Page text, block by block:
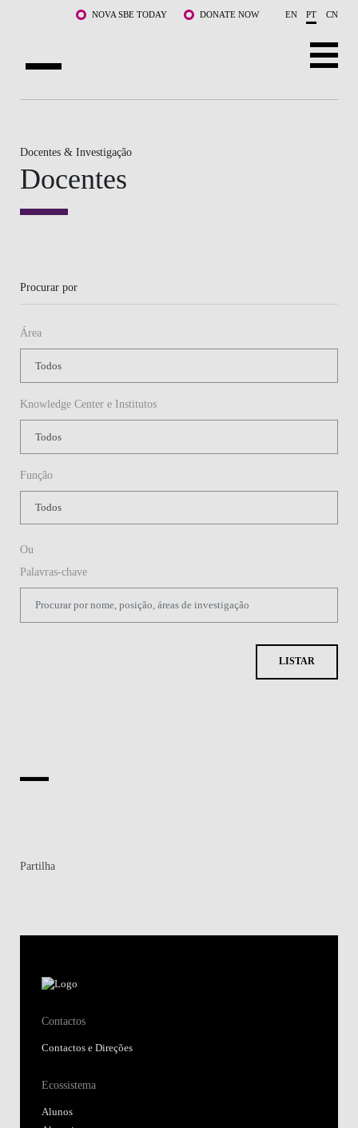
Saltar para o conteúdo principalNOVA SBE TODAY DONATE NOW EN PT CN
CURSOS
DOCENTES E INVESTIGAÇÃO
COMUNIDADE
WHAT'S HAPPENING
Docentes & Investigação
Docentes
Procurar por
Área
Knowledge Center e Institutos
Função
Ou
Palavras-chave
LISTAR
Partilha
Contactos
Contactos e Direções
Ecossistema
Alunos